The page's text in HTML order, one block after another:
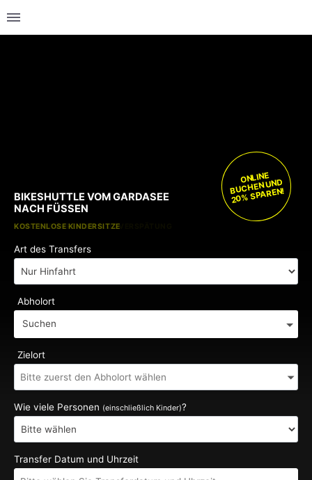
KOSTENLOSE KINDERSITZE
KEINE GEBÜHREN BEI FLUGVERSPÄTUNG
BIKESHUTTLE VOM GARDASEE
NACH FÜSSEN
ONLINE
BUCHEN UND
20% SPAREN!
Art des Transfers
Abholort
Suchen
Zielort
Wie viele Personen (einschließlich Kinder)?
Transfer Datum und Uhrzeit